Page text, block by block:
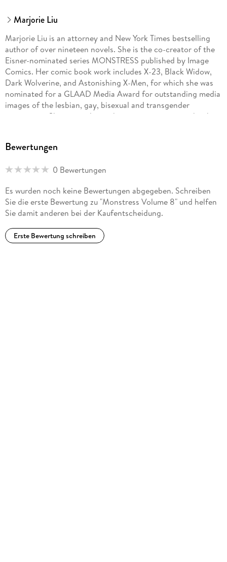
Marjorie Liu
Marjorie Liu is an attorney and New York Times bestselling
author of over nineteen novels. She is the co-creator of the
Eisner-nominated series MONSTRESS published by Image
Comics. Her comic book work includes X-23, Black Widow,
Dark Wolverine, and Astonishing X-Men, for which she was
nominated for a GLAAD Media Award for outstanding media
images of the lesbian, gay, bisexual and transgender
community. She currently teaches a course on comic book
Sana Takeda is based in Japan and is best known in the
their hit fantasy series MONSTRESS.
Bewertungen
0 Bewertungen
Es wurden noch keine Bewertungen abgegeben. Schreiben
Sie die erste Bewertung zu "Monstress Volume 8" und helfen
Sie damit anderen bei der Kaufentscheidung.
Erste Bewertung schreiben